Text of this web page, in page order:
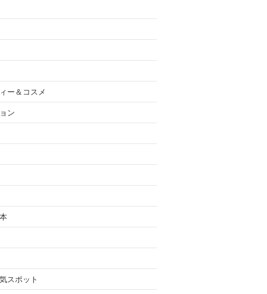
ー＆コスメ
ン
スポット